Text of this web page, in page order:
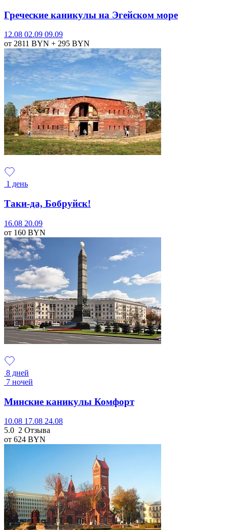
Греческие каникулы на Эгейском море
12.08 02.09 09.09
от 2811 BYN + 295 BYN
1 день
Таки-да, Бобруйск!
16.08 20.09
от 160 BYN
8 дней
7 ночей
Минские каникулы Комфорт
10.08 17.08 24.08
5.0 2 Отзыва
от 624 BYN